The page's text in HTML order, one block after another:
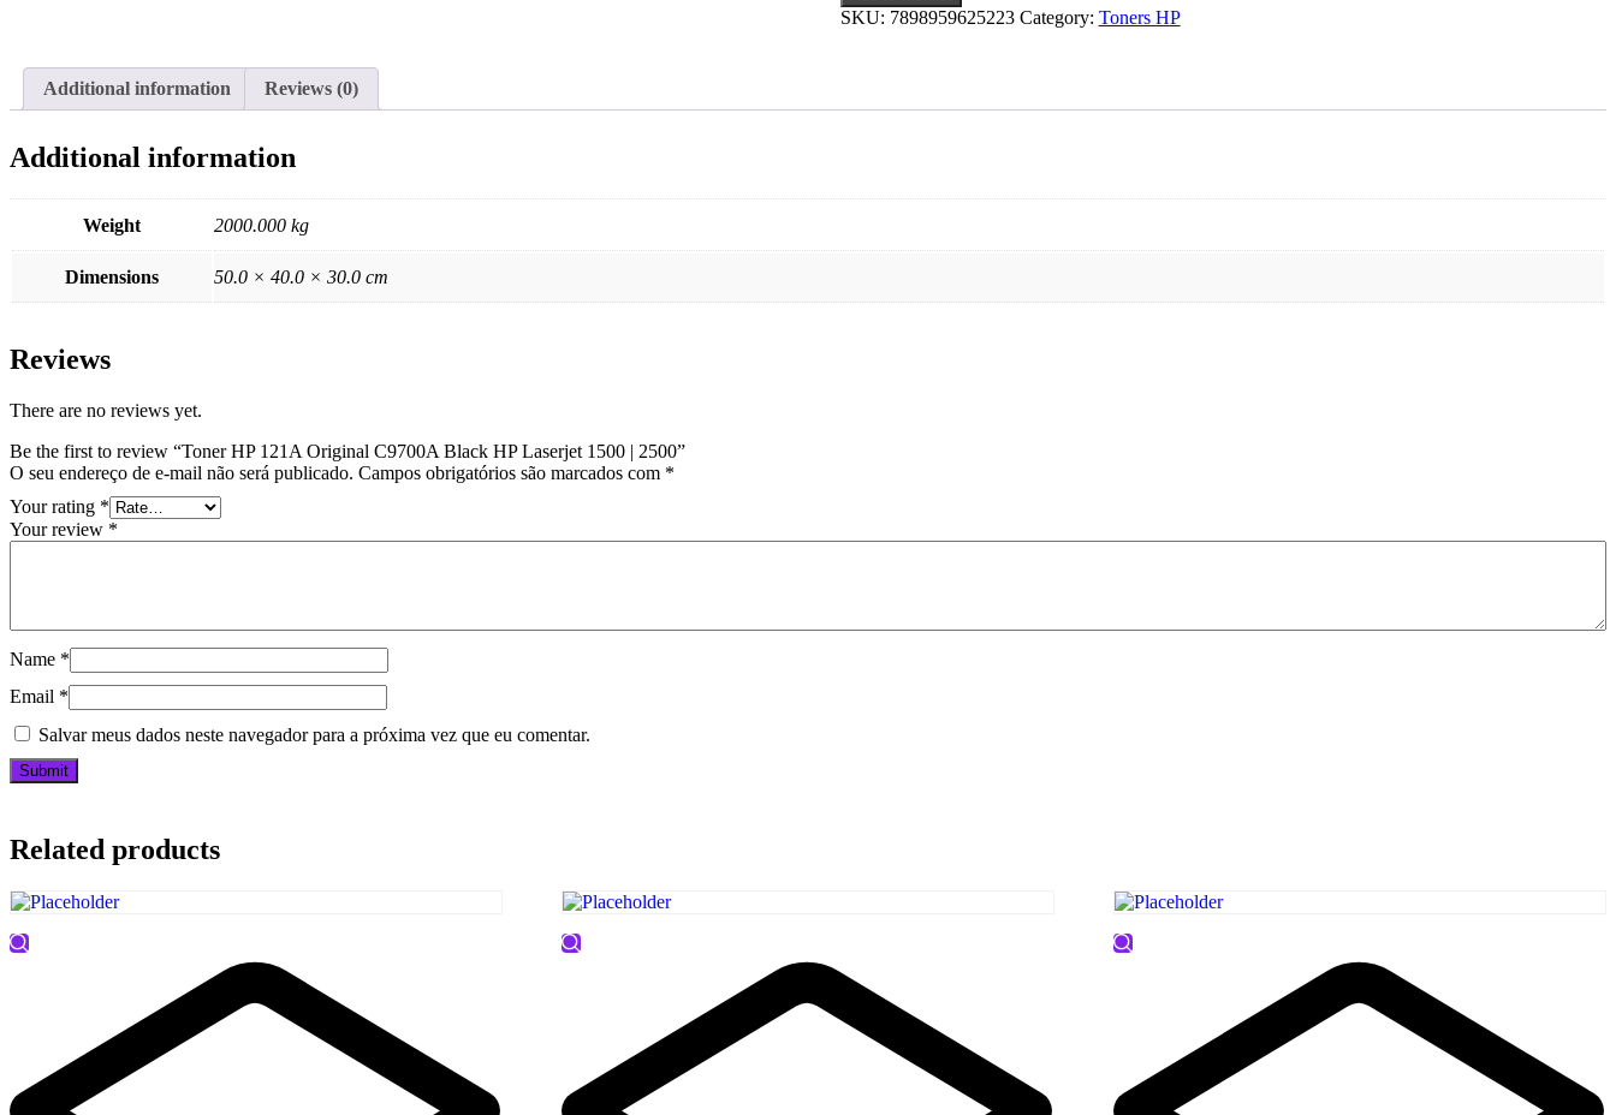
C9700A
SKU: 7898959625223 Category: Toners HP
Additional information Reviews (0)
Additional information
Weight 2000.000 kg
Dimensions 50.0 × 40.0 × 30.0 cm
Reviews
There are no reviews yet.
Be the first to review “Toner HP 121A Original C9700A Black HP Laserjet 1500 | 2500”
O seu endereço de e-mail não será publicado. Campos obrigatórios são marcados com *
Your rating *
Your review *
Name *
Email *
Salvar meus dados neste navegador para a próxima vez que eu comentar.
Related products